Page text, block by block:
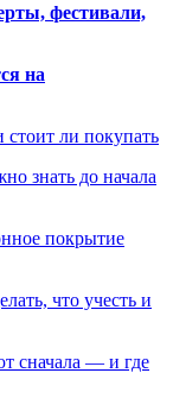
фестивали,
на
стоит ли покупать
знать до начала
покрытие
что учесть и
сначала — и где